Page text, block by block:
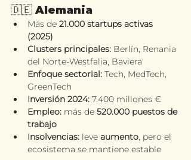
🇩🇪 Alemania
Más de 21.000 startups activas
(2025)
Clusters principales: Berlín, Renania
del Norte-Westfalia, Baviera
Enfoque sectorial: Tech, MedTech,
GreenTech
Inversión 2024: 7.400 millones €
Empleo: más de 520.000 puestos de
trabajo
Insolvencias: leve aumento, pero el
ecosistema se mantiene estable